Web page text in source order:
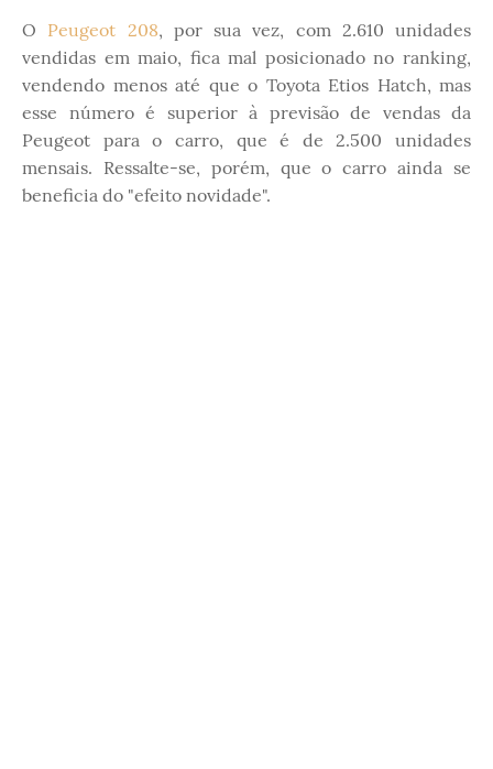
O Peugeot 208, por sua vez, com 2.610 unidades
vendidas em maio, fica mal posicionado no ranking,
vendendo menos até que o Toyota Etios Hatch, mas
esse número é superior à previsão de vendas da
Peugeot para o carro, que é de 2.500 unidades
mensais. Ressalte-se, porém, que o carro ainda se
beneficia do "efeito novidade".